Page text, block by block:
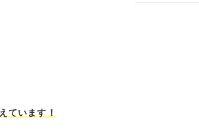
ています！